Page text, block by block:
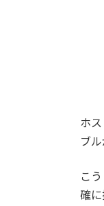
ホ
ブ
こ
確